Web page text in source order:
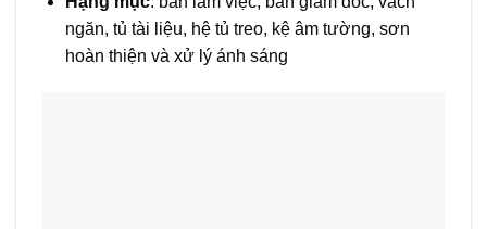
ngăn, tủ tài liệu, hệ tủ treo, kệ âm tường, sơn
hoàn thiện và xử lý ánh sáng